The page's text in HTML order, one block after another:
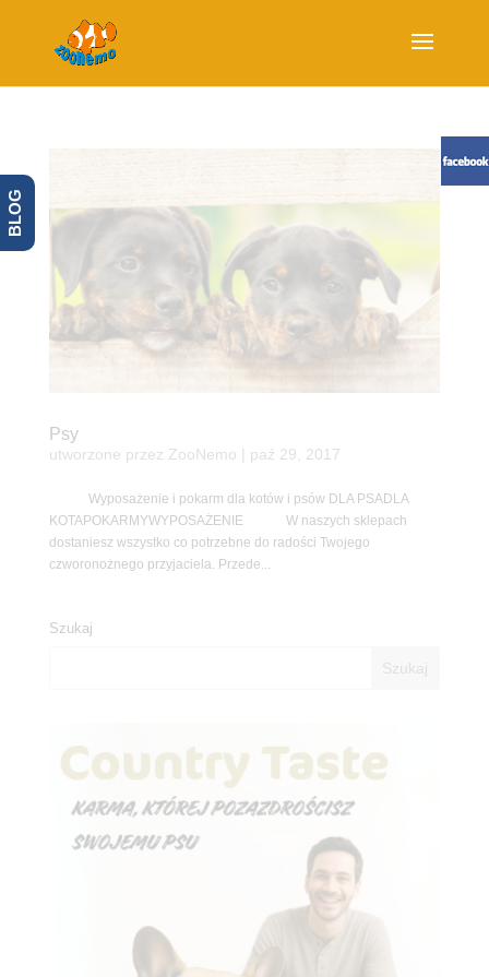
Psy
utworzone przez ZooNemo paź 29, 2017
Wyposażenie i pokarm dla kotów i psów DLA PSADLA
KOTAPOKARMYWYPOSAŻENIE W naszych sklepach
dostaniesz wszystko co potrzebne do radości Twojego
czworonożnego przyjaciela. Przede...
Szukaj
BLOG